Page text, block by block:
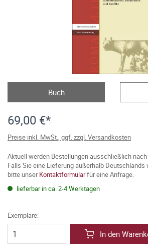
Buch
69,00 €*
Preise inkl. MwSt., ggf. zzgl. Versandkosten
Aktuell werden Bestellungen ausschließlich
Falls Sie eine Lieferung außerhalb Deutschlands
bitte unserKontaktformularfür eine Anfrage.
lieferbar in ca. 2-4 Werktagen
Exemplare:
In den